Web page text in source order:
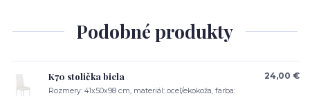
Podobné produkty
K70 stolička biela
Rozmery: 41x50x98 cm, materiál: oceľ/ekokoža, farba:
24,00 €